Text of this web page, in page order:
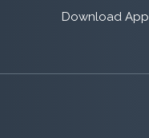
Download App